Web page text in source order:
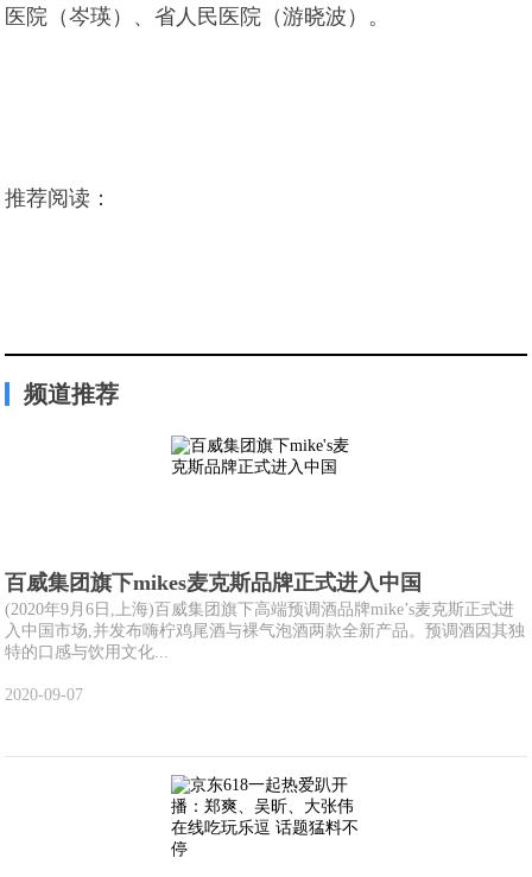
医院（岑瑛）、省人民医院（游晓波）。
推荐阅读：
频道推荐
百威集团旗下mikes麦克斯品牌正式进入中国
(2020年9月6日,上海)百威集团旗下高端预调酒品牌mike’s麦克斯正式进
入中国市场,并发布嗨柠鸡尾酒与裸气泡酒两款全新产品。预调酒因其独
特的口感与饮用文化...
2020-09-07